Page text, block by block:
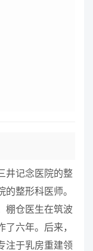
井记念医院的整
整形科医师。
棚仓医生在筑波
六年。后来，
注于乳房重建领